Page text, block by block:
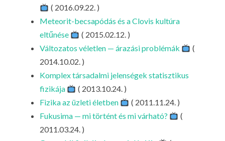
( 2016.09.22. )
Meteorit-becsapódás és a Clovis kultúra
eltűnése
( 2015.02.12. )
Változatos véletlen — árazási problémák
(
2014.10.02. )
Komplex társadalmi jelenségek statisztikus
fizikája
( 2013.10.24. )
Fizika az üzleti életben
( 2011.11.24. )
Fukusima — mi történt és mi várható?
(
2011.03.24. )